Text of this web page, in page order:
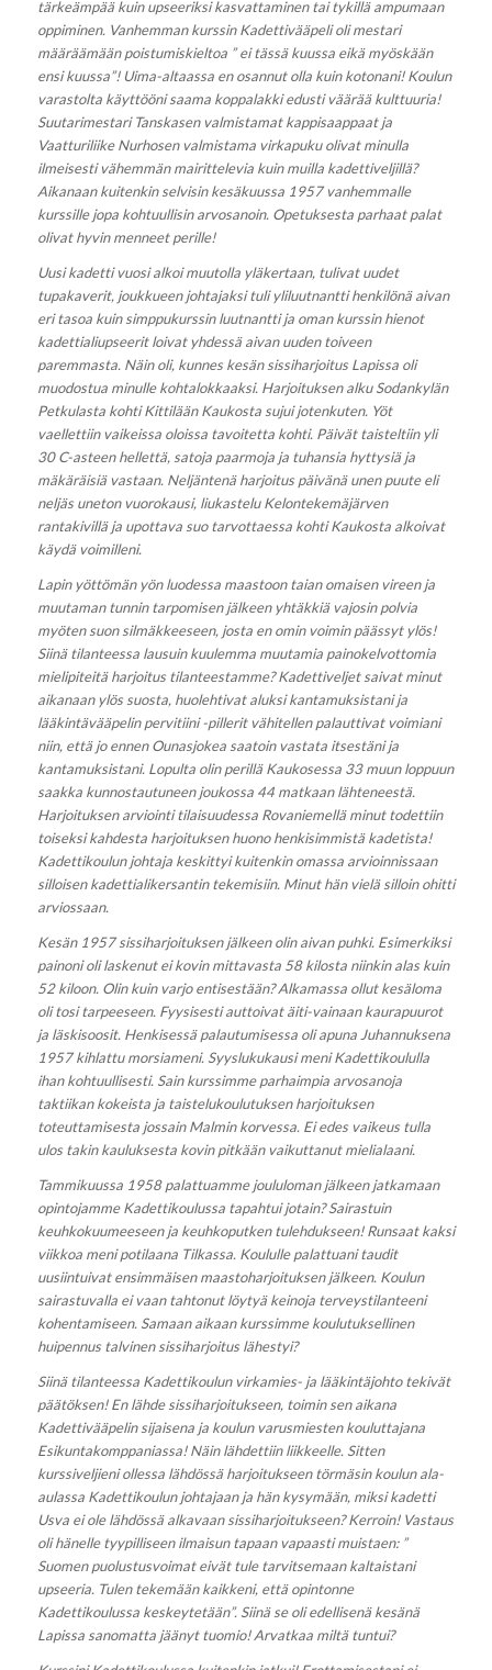
tärkeämpää kuin upseeriksi kasvattaminen tai tykillä ampumaan
oppiminen. Vanhemman kurssin Kadettivääpeli oli mestari
määräämään poistumiskieltoa ” ei tässä kuussa eikä myöskään
ensi kuussa”! Uima-altaassa en osannut olla kuin kotonani! Koulun
varastolta käyttööni saama koppalakki edusti väärää kulttuuria!
Suutarimestari Tanskasen valmistamat kappisaappaat ja
Vaatturiliike Nurhosen valmistama virkapuku olivat minulla
ilmeisesti vähemmän mairittelevia kuin muilla kadettiveljillä?
Aikanaan kuitenkin selvisin kesäkuussa 1957 vanhemmalle
kurssille jopa kohtuullisin arvosanoin. Opetuksesta parhaat palat
olivat hyvin menneet perille!
Uusi kadetti vuosi alkoi muutolla yläkertaan, tulivat uudet
tupakaverit, joukkueen johtajaksi tuli yliluutnantti henkilönä aivan
eri tasoa kuin simppukurssin luutnantti ja oman kurssin hienot
kadettialiupseerit loivat yhdessä aivan uuden toiveen
paremmasta. Näin oli, kunnes kesän sissiharjoitus Lapissa oli
muodostua minulle kohtalokkaaksi. Harjoituksen alku Sodankylän
Petkulasta kohti Kittilään Kaukosta sujui jotenkuten. Yöt
vaellettiin vaikeissa oloissa tavoitetta kohti. Päivät taisteltiin yli
30 C-asteen hellettä, satoja paarmoja ja tuhansia hyttysiä ja
mäkäräisiä vastaan. Neljäntenä harjoitus päivänä unen puute eli
neljäs uneton vuorokausi, liukastelu Kelontekemäjärven
rantakivillä ja upottava suo tarvottaessa kohti Kaukosta alkoivat
käydä voimilleni.
Lapin yöttömän yön luodessa maastoon taian omaisen vireen ja
muutaman tunnin tarpomisen jälkeen yhtäkkiä vajosin polvia
myöten suon silmäkkeeseen, josta en omin voimin päässyt ylös!
Siinä tilanteessa lausuin kuulemma muutamia painokelvottomia
mielipiteitä harjoitus tilanteestamme? Kadettiveljet saivat minut
aikanaan ylös suosta, huolehtivat aluksi kantamuksistani ja
lääkintävääpelin pervitiini -pillerit vähitellen palauttivat voimiani
niin, että jo ennen Ounasjokea saatoin vastata itsestäni ja
kantamuksistani. Lopulta olin perillä Kaukosessa 33 muun loppuun
saakka kunnostautuneen joukossa 44 matkaan lähteneestä.
Harjoituksen arviointi tilaisuudessa Rovaniemellä minut todettiin
toiseksi kahdesta harjoituksen huono henkisimmistä kadetista!
Kadettikoulun johtaja keskittyi kuitenkin omassa arvioinnissaan
silloisen kadettialikersantin tekemisiin. Minut hän vielä silloin ohitti
arviossaan.
Kesän 1957 sissiharjoituksen jälkeen olin aivan puhki. Esimerkiksi
painoni oli laskenut ei kovin mittavasta 58 kilosta niinkin alas kuin
52 kiloon. Olin kuin varjo entisestään? Alkamassa ollut kesäloma
oli tosi tarpeeseen. Fyysisesti auttoivat äiti-vainaan kaurapuurot
ja läskisoosit. Henkisessä palautumisessa oli apuna Juhannuksena
1957 kihlattu morsiameni. Syyslukukausi meni Kadettikoululla
ihan kohtuullisesti. Sain kurssimme parhaimpia arvosanoja
taktiikan kokeista ja taistelukoulutuksen harjoituksen
toteuttamisesta jossain Malmin korvessa. Ei edes vaikeus tulla
ulos takin kauluksesta kovin pitkään vaikuttanut mielialaani.
Tammikuussa 1958 palattuamme joululoman jälkeen jatkamaan
opintojamme Kadettikoulussa tapahtui jotain? Sairastuin
keuhkokuumeeseen ja keuhkoputken tulehdukseen! Runsaat kaksi
viikkoa meni potilaana Tilkassa. Koululle palattuani taudit
uusiintuivat ensimmäisen maastoharjoituksen jälkeen. Koulun
sairastuvalla ei vaan tahtonut löytyä keinoja terveystilanteeni
kohentamiseen. Samaan aikaan kurssimme koulutuksellinen
huipennus talvinen sissiharjoitus lähestyi?
Siinä tilanteessa Kadettikoulun virkamies- ja lääkintäjohto tekivät
päätöksen! En lähde sissiharjoitukseen, toimin sen aikana
Kadettivääpelin sijaisena ja koulun varusmiesten kouluttajana
Esikuntakomppaniassa! Näin lähdettiin liikkeelle. Sitten
kurssiveljieni ollessa lähdössä harjoitukseen törmäsin koulun ala-
aulassa Kadettikoulun johtajaan ja hän kysymään, miksi kadetti
Usva ei ole lähdössä alkavaan sissiharjoitukseen? Kerroin! Vastaus
oli hänelle tyypilliseen ilmaisun tapaan vapaasti muistaen: ”
Suomen puolustusvoimat eivät tule tarvitsemaan kaltaistani
upseeria. Tulen tekemään kaikkeni, että opintonne
Kadettikoulussa keskeytetään”. Siinä se oli edellisenä kesänä
Lapissa sanomatta jäänyt tuomio! Arvatkaa miltä tuntui?